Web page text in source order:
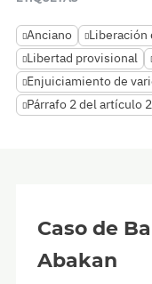
Anciano
Liberación
Libertad provisional
Enjuiciamiento de
Párrafo 2 del artículo
Caso de
Abakan